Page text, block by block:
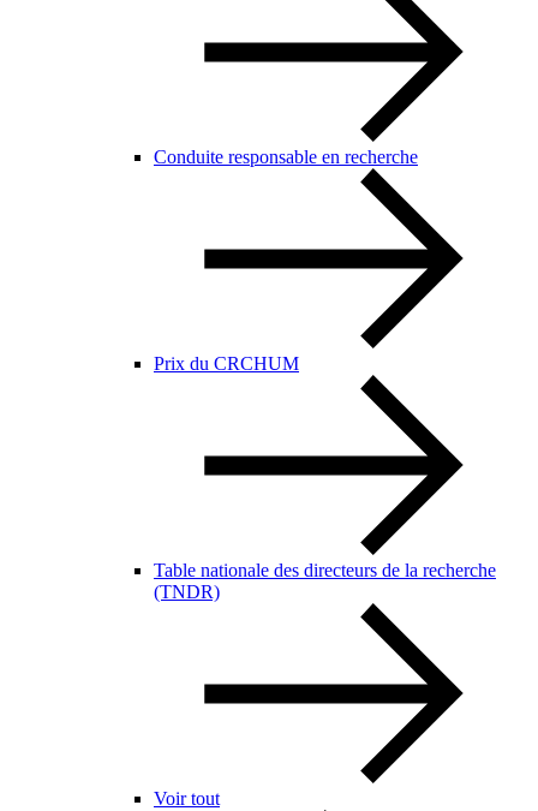
Conduite responsable en recherche
Prix du CRCHUM
Table nationale des directeurs de la recherche
(TNDR)
Voir tout